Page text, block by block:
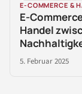
E-COMMERCE &
E-
Handel
5. Februar 2025